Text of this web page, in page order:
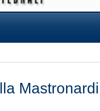
Mastronardi